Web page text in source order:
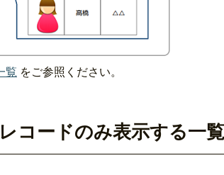
覧 をご参照ください。
コードのみ表示する一覧